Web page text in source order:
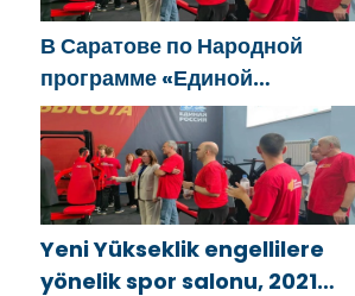
В Саратове по Народной
программе «Единой
России»-2021 открылся
адаптивный спортзал «Новая
высота»
Yeni Yükseklik engellilere
yönelik spor salonu, 2021